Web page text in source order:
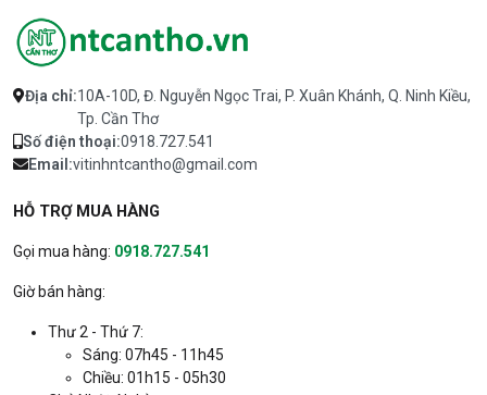
GN-C300B-AJ hiệu GONEO | Đèn 12W
thực, 1550lm, 130lm/W | Pin LiFePO4
thường | Vận hành hơn 24 giờ: đủ sáng
qua đêm sau mỗi lần sạc | Tấm pin
18W silicon đơn tinh thể: hiệu suất hấp
thu cao | IP65 + AB bền ngoài trời mọi
thời tiết | FV; 24T
807.nlmt.300.G.10
Bảo hành: 24 tháng
Đèn Kungfu 200W chóng chói | FV; 24T
382.nlmt.200.K.4
Đèn pha năng Năng Lượng Mặt Trời -
GN-C400B-AJ hiệu GONEO | Công suất
Địa chỉ:10A-10D, Đ. Nguyễn Ngọc Trai, P. Xuân Khánh, Q. Ninh Kiều,
Tp. Cần Thơ
Số điện thoại:0918.727.541
Email:vitinhntcantho@gmail.com
HỖ TRỢ MUA HÀNG
Gọi mua hàng: 0918.727.541
Giờ bán hàng:
Thư 2 - Thứ 7:
Sáng: 07h45 - 11h45
Chiều: 01h15 - 05h30